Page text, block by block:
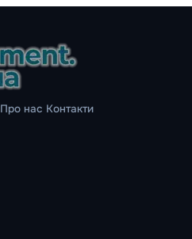
Про нас Контакти